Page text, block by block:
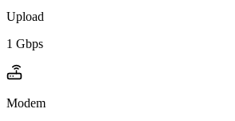
Upload
1 Gbps
Modem